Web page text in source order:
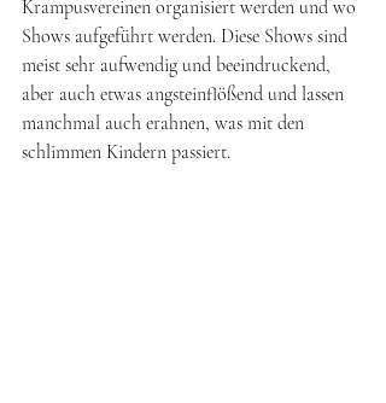
Krampusvereinen organisiert werden und wo
Shows aufgeführt werden. Diese Shows sind
meist sehr aufwendig und beeindruckend,
aber auch etwas angsteinflößend und lassen
manchmal auch erahnen, was mit den
schlimmen Kindern passiert.